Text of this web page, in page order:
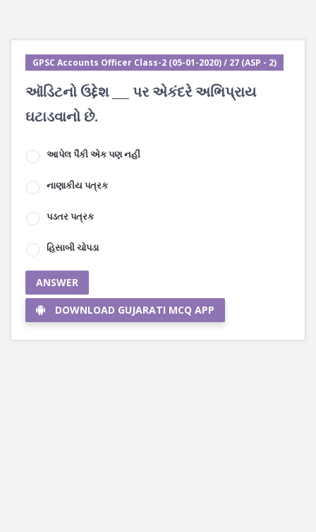
GPSC Accounts Officer Class-2 (05-01-2020) / 27 (ASP - 2)
ઑડિટનો ઉદ્દેશ ___ પર એકંદરે અભિપ્રાય
ઘટાડવાનો છે.
આપેલ પૈકી એક પણ નહીં
નાણાકીય પત્રક
પડતર પત્રક
હિસાબી ચોપડા
ANSWER
DOWNLOAD GUJARATI MCQ APP